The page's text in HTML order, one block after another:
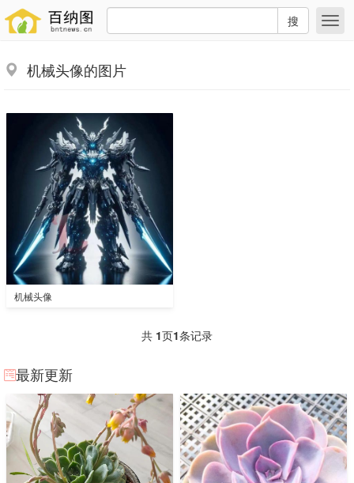
搜
机械头像的图片
机械头像
共 1页1条记录
最新更新